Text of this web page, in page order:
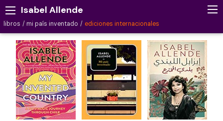
Isabel Allende
libros mi país inventado ediciones internacionales